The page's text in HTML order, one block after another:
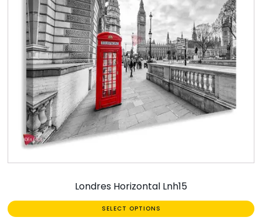
Londres Horizontal Lnh15
SELECT OPTIONS